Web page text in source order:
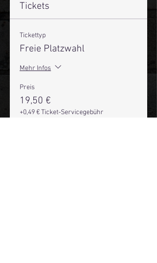
Tickets
Tickettyp
Freie Platzwahl
Mehr Infos
Preis
19,50 €
+0,49 € Ticket-Servicegebühr